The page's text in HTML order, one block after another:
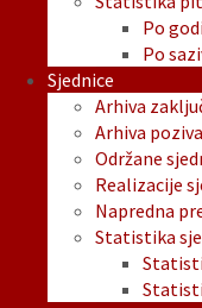
Po
Po
Sjednice
Arhiva
Arhiva poziva
Održane
Realizacije
Napredna
Statistika